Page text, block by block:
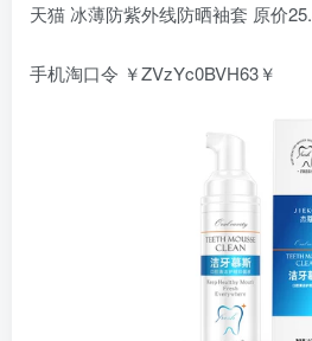
天猫 冰薄防紫外线防晒袖套 原价
手机淘口令 ￥ZVzYc0BVH63￥